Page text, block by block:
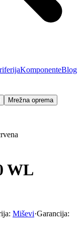
KomponenteBlog
Mrežna oprema
WL
Miševi·Garancija: